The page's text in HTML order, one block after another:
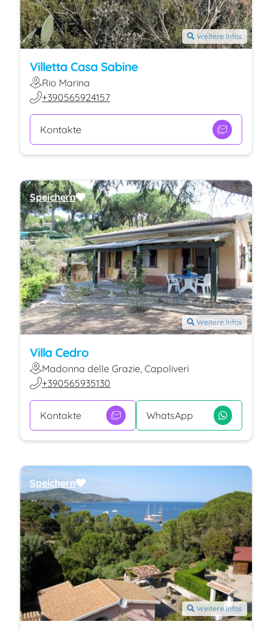
Weitere Infos
Villetta Casa Sabine
Rio Marina
+390565924157
Kontakte
Weitere Infos
Villa Cedro
Madonna delle Grazie, Capoliveri
+390565935130
Kontakte WhatsApp
Speichern
Weitere Infos
Speichern